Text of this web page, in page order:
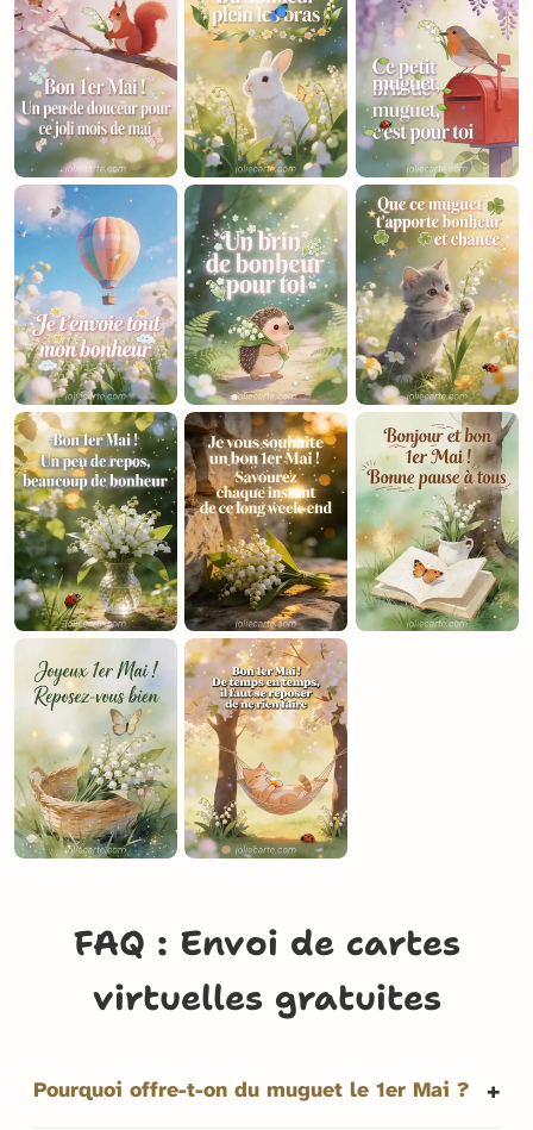
FAQ : Envoi de cartes
virtuelles gratuites
Pourquoi offre-t-on du muguet le 1er Mai ?